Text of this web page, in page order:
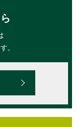
。